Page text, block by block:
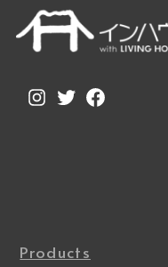
Instagram
TwitterFacebook
Products